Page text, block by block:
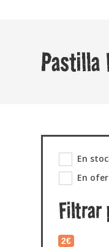
Pastilla
En
En
Filtrar
2€